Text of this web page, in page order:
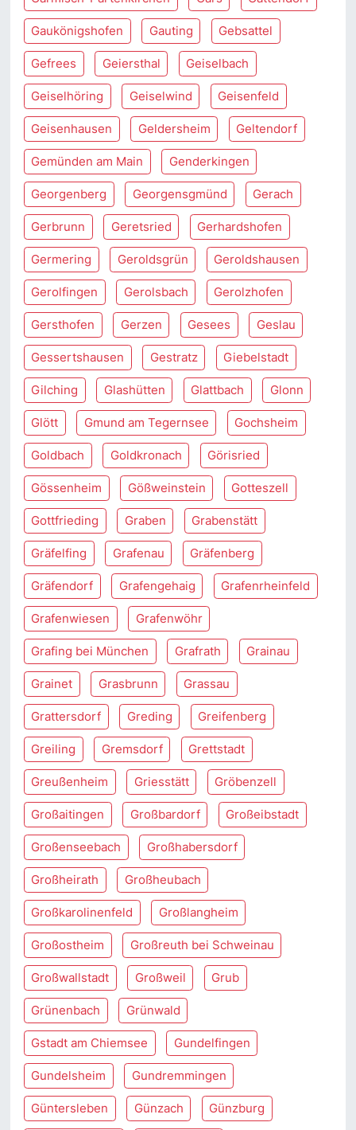
Gaukönigshofen Gauting Gebsattel
Gefrees Geiersthal Geiselbach
Geiselhöring Geiselwind Geisenfeld
Geisenhausen Geldersheim Geltendorf
Gemünden am Main Genderkingen
Georgenberg Georgensgmünd Gerach
Gerbrunn Geretsried Gerhardshofen
Germering Geroldsgrün Geroldshausen
Gerolfingen Gerolsbach Gerolzhofen
Gersthofen Gerzen Gesees Geslau
Gessertshausen Gestratz Giebelstadt
Gilching Glashütten Glattbach Glonn
Glött Gmund am Tegernsee Gochsheim
Goldbach Goldkronach Görisried
Gössenheim Gößweinstein Gotteszell
Gottfrieding Graben Grabenstätt
Gräfelfing Grafenau Gräfenberg
Gräfendorf Grafengehaig Grafenrheinfeld
Grafenwiesen Grafenwöhr
Grafing bei München Grafrath Grainau
Grainet Grasbrunn Grassau
Grattersdorf Greding Greifenberg
Greiling Gremsdorf Grettstadt
Greußenheim Griesstätt Gröbenzell
Großaitingen Großbardorf Großeibstadt
Großenseebach Großhabersdorf
Großheirath Großheubach
Großkarolinenfeld Großlangheim
Großostheim Großreuth bei Schweinau
Großwallstadt Großweil Grub
Grünenbach Grünwald
Gstadt am Chiemsee Gundelfingen
Gundelsheim Gundremmingen
Güntersleben Günzach Günzburg